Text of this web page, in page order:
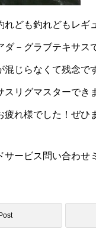
れども釣れどもレギ
ダ－グラブテキサス
混じらなくて残念で
スリグマスターでき
疲れ様でした！ぜひ
サービス問い合わせ
Post